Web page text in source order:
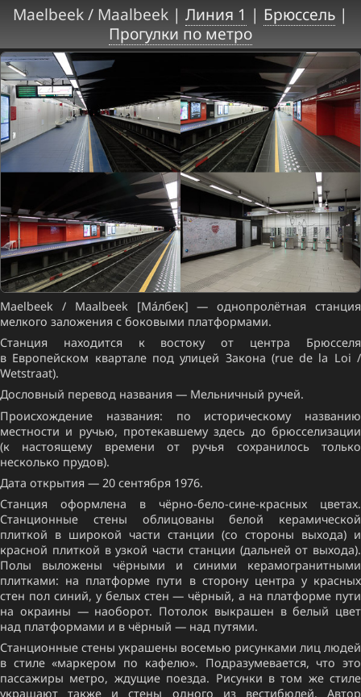
Maelbeek / Maalbeek | Линия 1 | Брюссель |
Прогулки по метро
Maelbeek / Maalbeek [Ма́лбек] — однопролётная станция
мелкого заложения с боковыми платформами.
Станция находится к востоку от центра Брюсселя
в Европейском квартале под улицей Закона (rue de la Loi /
Wetstraat).
Дословный перевод названия — Мельничный ручей.
Происхождение названия: по историческому названию
местности и ручью, протекавшему здесь до брюсселизации
(к настоящему времени от ручья сохранилось только
несколько прудов).
Дата открытия — 20 сентября 1976.
Станция оформлена в чёрно-бело-сине-красных цветах.
Станционные стены облицованы белой керамической
плиткой в широкой части станции (со стороны выхода) и
красной плиткой в узкой части станции (дальней от выхода).
Полы выложены чёрными и синими керамогранитными
плитками: на платформе пути в сторону центра у красных
стен пол синий, у белых стен — чёрный, а на платформе пути
на окраины — наоборот. Потолок выкрашен в белый цвет
над платформами и в чёрный — над путями.
Станционные стены украшены восемью рисунками лиц людей
в стиле «маркером по кафелю». Подразумевается, что это
пассажиры метро, ждущие поезда. Рисунки в том же стиле
украшают также и стены одного из вестибюлей. Автор